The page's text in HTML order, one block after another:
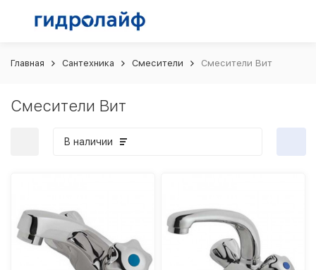
Главная Сантехника Смесители Смесители Вит
Смесители Вит
В наличии